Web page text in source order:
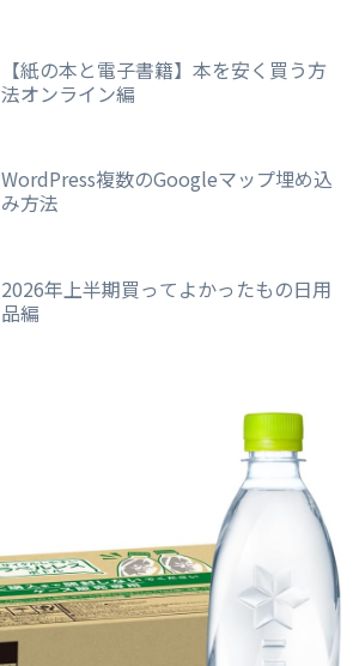
【紙の本と電子書籍】本を安く買う方
法オンライン編
WordPress複数のGoogleマップ埋め込
み方法
2026年上半期買ってよかったもの日用
品編